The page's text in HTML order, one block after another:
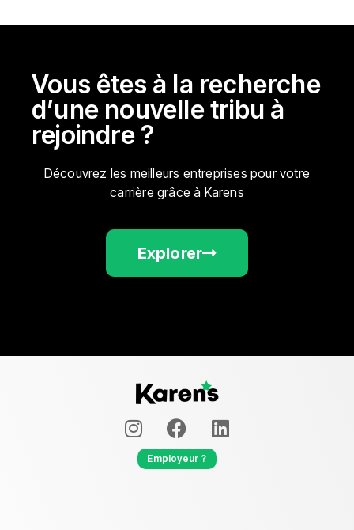
Vous êtes à la recherche
d’une nouvelle tribu à
rejoindre ?
Découvrez les meilleurs entreprises pour votre
carrière grâce à Karens
Explorer
Employeur ?